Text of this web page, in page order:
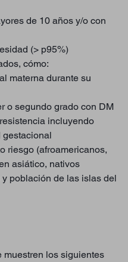
de 10 años y/o con
(> p95%)
cómo:
materna durante su
o segundo grado con DM
incluyendo
gestacional
riesgo (afroamericanos,
asiático, nativos
población de las islas del
muestren los siguientes